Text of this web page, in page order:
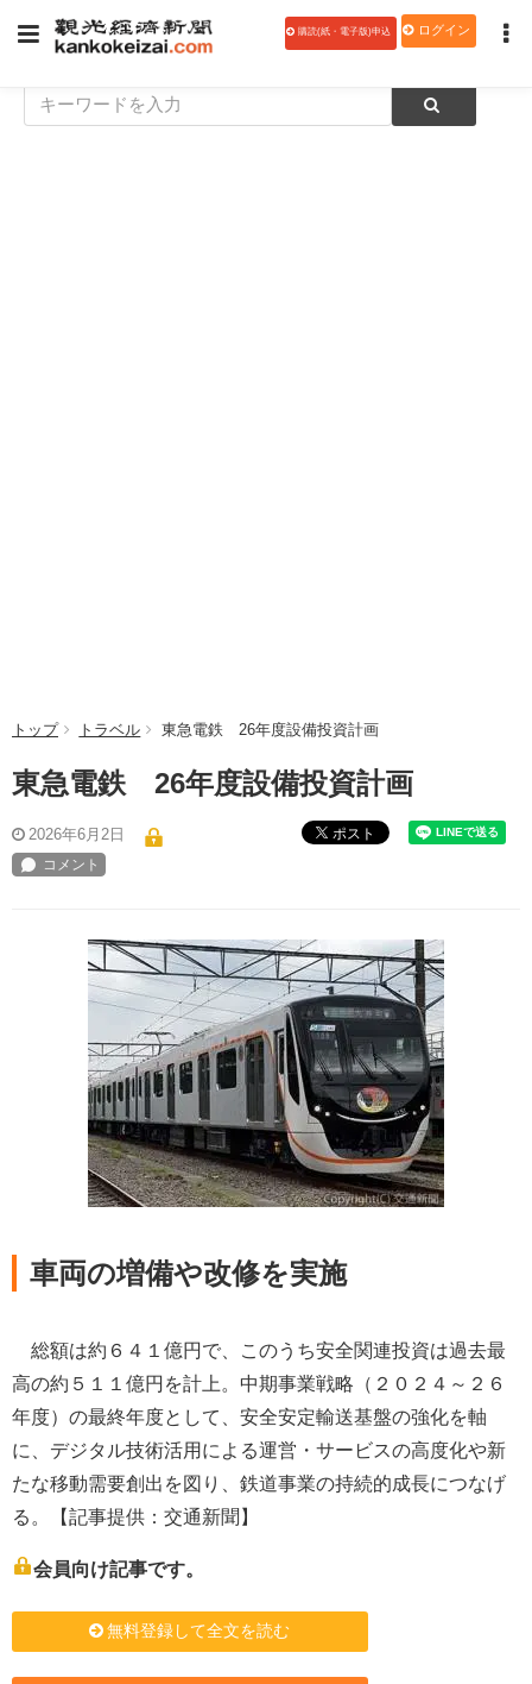
購読(紙・電子版)申込 ログイン
トップ トラベル 東急電鉄 26年度設備投資計画
東急電鉄 26年度設備投資計画
2026年6月2日 ポスト
車両の増備や改修を実施
総額は約６４１億円で、このうち安全関連投資は過去最
高の約５１１億円を計上。中期事業戦略（２０２４～２６
年度）の最終年度として、安全安定輸送基盤の強化を軸
に、デジタル技術活用による運営・サービスの高度化や新
たな移動需要創出を図り、鉄道事業の持続的成長につなげ
る。【記事提供：交通新聞】
会員向け記事です。
無料登録して全文を読む